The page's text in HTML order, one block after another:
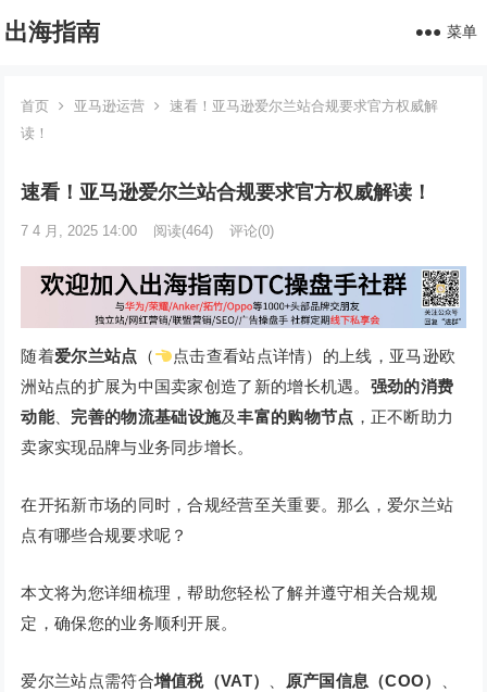
出海指南 菜单
首页 亚马逊运营
速看！亚马逊爱尔兰站合规要求官方权威解
读！
速看！亚马逊爱尔兰站合规要求官方权威解读！
7 4 月, 2025 14:00 阅读(464) 评论(0)
随着爱尔兰站点 （
点击查看站点详情）的上线，亚马逊欧
洲站点的扩展为中国卖家创造了新的增长机遇。 强劲的消费
动能、 完善的物流基础设施及丰富的购物节点 ，正不断助力
卖家实现品牌与业务同步增长。
在开拓新市场的同时，合规经营至关重要。那么，爱尔兰站
点有哪些合规要求呢？
本文将为您详细梳理，帮助您轻松了解并遵守相关合规规
定，确保您的业务顺利开展。
爱尔兰站点需符合增值税（VAT） 原产国信息（COO）